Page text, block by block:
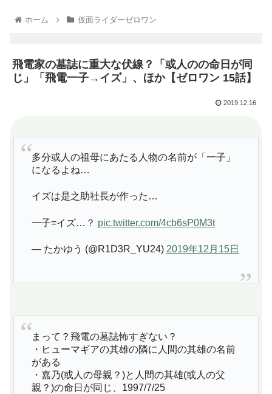
ホーム 仮面ライダーゼロワン
飛電家の墓誌に重大な伏線？「或人のの命日が同
じ」「飛電一子→イズ」、ほか【ゼロワン 15話】
2019.12.16
多分或人の祖母にあたる人物の名前が「一子」
になるよね…
イズは是之助社長が作った…
一子=イズ…？ pic.twitter.com/4cb6sP0M3t
— たかゆう (@R1D3R_YU24) 2019年12月15日
まって？飛電の墓誌怖すぎない？
・ヒューマギアの其雄の隣に人間の其雄の名前
がある
・嘉乃(或人の母親？)と人間の其雄(或人の父
親？)の命日が同じ、1997/7/25